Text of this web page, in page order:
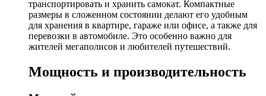
транспортировать и хранить самокат. Компактные
размеры в сложенном состоянии делают его удобным
для хранения в квартире, гараже или офисе, а также для
перевозки в автомобиле. Это особенно важно для
жителей мегаполисов и любителей путешествий.
Мощность и производительность